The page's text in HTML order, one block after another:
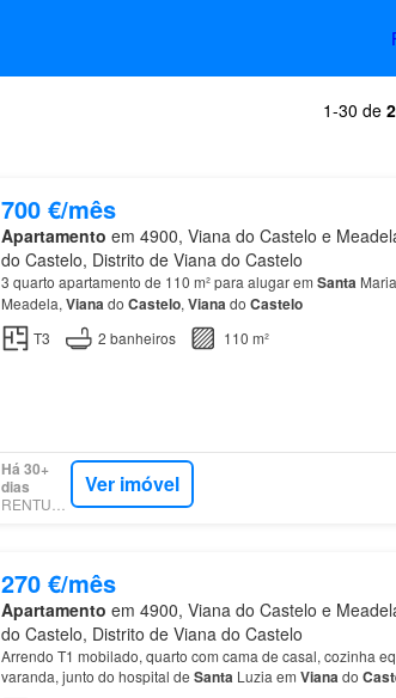
1-30 de
700 €/mês
Apartamento em 4900, Viana do Castelo e
do Castelo, Distrito de Viana do Castelo
3 quarto apartamento de 110 m² para alugar em Santa
Meadela, Vianado Castelo, Vianado Castelo
T3 2 banheiros 110 m²
Há 30+
dias
RENTUMO
Ver imóvel
270 €/mês
Apartamento em 4900, Viana do Castelo e
do Castelo, Distrito de Viana do Castelo
Arrendo T1 mobilado, quarto com cama de casal, cozinha
varanda, junto do hospital de Santa Luzia em Vianado